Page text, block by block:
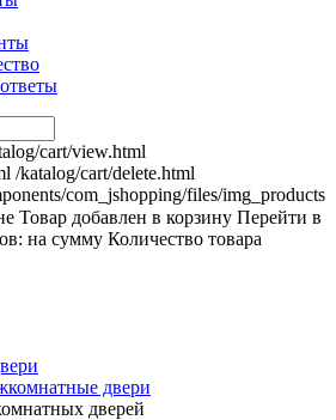
cart/view.html
/katalog/cart/delete.html
com_jshopping/files/img_products
Товар добавлен в корзину Перейти в
на сумму Количество товара
двери
дверей